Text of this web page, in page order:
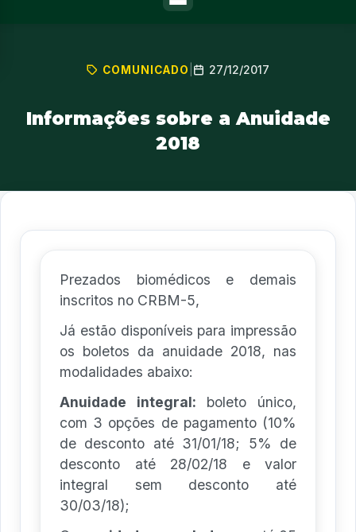
COMUNICADO 27/12/2017
Informações sobre a Anuidade
2018
Prezados biomédicos e demais
inscritos no CRBM-5,
Já estão disponíveis para impressão
os boletos da anuidade 2018, nas
modalidades abaixo:
Anuidade integral: boleto único,
com 3 opções de pagamento (10%
de desconto até 31/01/18; 5% de
desconto até 28/02/18 e valor
integral sem desconto até
30/03/18);